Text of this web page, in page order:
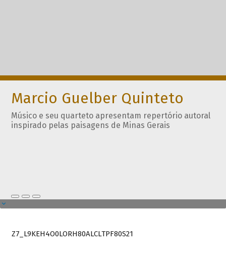
Marcio Guelber Quinteto
Músico e seu quarteto apresentam repertório autoral
inspirado pelas paisagens de Minas Gerais
Z7_L9KEH4O0LORH80ALCLTPF80S21